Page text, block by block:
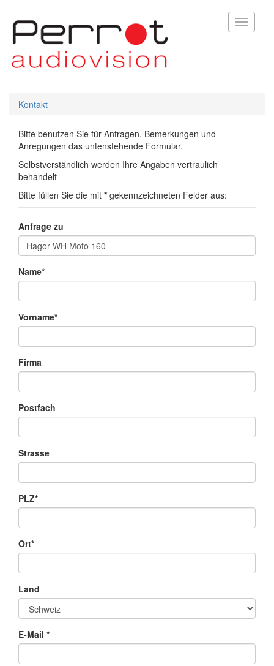
Toggle
Kontakt
Bitte benutzen Sie für Anfragen, Bemerkungen und
Anregungen das untenstehende Formular.
Selbstverständlich werden Ihre Angaben vertraulich
behandelt
Bitte füllen Sie die mit * gekennzeichneten Felder aus:
Anfrage zu
Name*
Vorname*
Firma
Postfach
Strasse
PLZ*
Ort*
Land
E-Mail *